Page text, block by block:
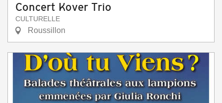
Concert Kover Trio
CULTURELLE
Roussillon